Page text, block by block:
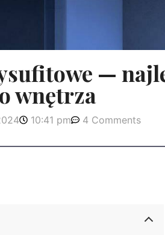
—
wnętrza
10:41 pm 4 Comments